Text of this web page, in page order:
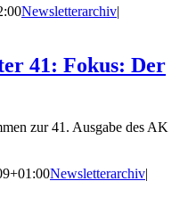
Newsletterarchiv|
41: Fokus: Der
zur 41. Ausgabe des AK
Newsletterarchiv|